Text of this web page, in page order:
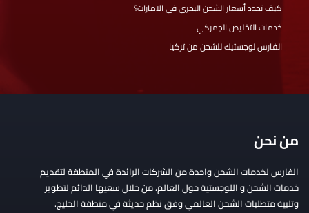
كيف تحدد أسعار الشحن البحري في الامارات؟
خدمات التخليص الجمركي
الفارس لوجستيك للشحن من تركيا
من نحن
الفارس لخدمات الشحن واحدة من الشركات الرائدة في المنطقة لتقديم
خدمات الشحن و اللوجستية حول العالم، من خلال سعيها الدائم لتطوير
وتلبية متطلبات الشحن العالمي وفق نظم حديثة في منطقة الخليج.